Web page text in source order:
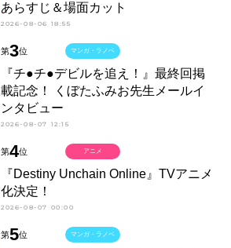
あらすじ＆場面カット
2026-08-06 18:55
第3位
『チ●チ●デビルを追え！』最終回掲
載記念！ くぼたふみお先生メールイ
ンタビュー
2026-08-07 12:15
マンガ・ラノベ
第4位
『Destiny Unchain Online』TVアニメ
化決定！
2026-08-07 00:00
アニメ
第5位 マンガ・ラノベ